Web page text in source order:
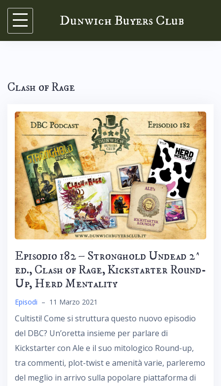
Skip
content
Dunwich Buyers Club
Clash of Rage
Episodio 182 – Stronghold Undead 2^
ed., Clash of Rage, Kickstarter Round-
Up, Herd Mentality
Episodi – 11 Marzo 2021
Cultisti! Come si struttura questo nuovo episodio
del DBC? Un’oretta insieme per parlare di
Kickstarter con Ale e il suo mitologico Round-up,
tra commenti, plot-twist e amenità varie, parleremo
del meglio in arrivo sulla popolare piattaforma di